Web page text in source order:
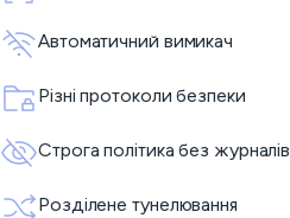
Автоматичний вимикач
Різні протоколи безпеки
Строга політика без журналів
Розділене тунелювання